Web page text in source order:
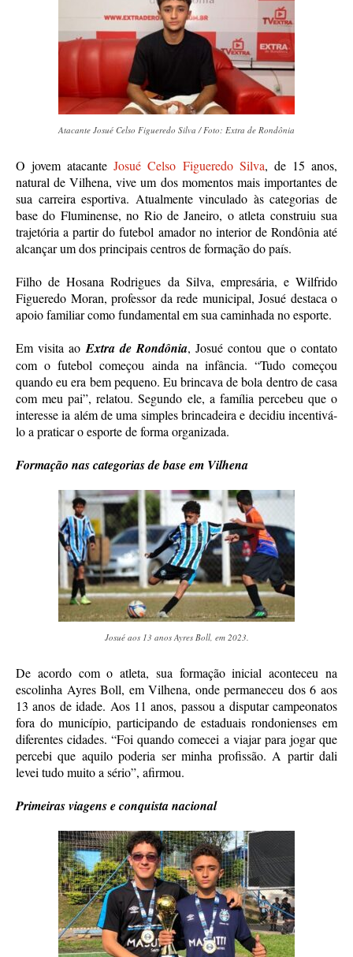
Atacante Josué Celso Figueredo Silva / Foto: Extra de Rondônia
O jovem atacanteJosué Celso Figueredo Silva, de 15 anos,
natural de Vilhena, vive um dos momentos mais importantes de
sua carreira esportiva. Atualmente vinculado às categorias de
base do Fluminense, no Rio de Janeiro, o atleta construiu sua
trajetória a partir do futebol amador no interior de Rondônia até
alcançar um dos principais centros de formação do país.
Filho de Hosana Rodrigues da Silva, empresária, e Wilfrido
Figueredo Moran, professor da rede municipal, Josué destaca o
apoio familiar como fundamental em sua caminhada no esporte.
Em visita ao Extra de Rondônia, Josué contou que o contato
com o futebol começou ainda na infância. “Tudo começou
quando eu era bem pequeno. Eu brincava de bola dentro de casa
com meu pai”, relatou. Segundo ele, a família percebeu que o
interesse ia além de uma simples brincadeira e decidiu incentivá-
lo a praticar o esporte de forma organizada.
Formação nas categorias de base em Vilhena
Josué aos 13 anos Ayres Boll, em 2023.
De acordo com o atleta, sua formação inicial aconteceu na
escolinha Ayres Boll, em Vilhena, onde permaneceu dos 6 aos
13 anos de idade. Aos 11 anos, passou a disputar campeonatos
fora do município, participando de estaduais rondonienses em
diferentes cidades. “Foi quando comecei a viajar para jogar que
percebi que aquilo poderia ser minha profissão. A partir dali
levei tudo muito a sério”, afirmou.
Primeiras viagens e conquista nacional